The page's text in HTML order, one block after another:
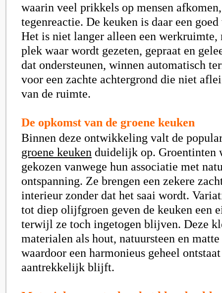
waarin veel prikkels op mensen
tegenreactie. De keuken is daar een
Het is niet langer alleen een werkruimte,
plek waar wordt gezeten, gepraat en
dat ondersteunen, winnen automatisch
voor een zachte achtergrond die niet
van de ruimte.
De opkomst van de groene keuken
Binnen deze ontwikkeling valt de
groene keuken duidelijk op. Groentinten
gekozen vanwege hun associatie met
ontspanning. Ze brengen een zekere
interieur zonder dat het saai wordt.
tot diep olijfgroen geven de keuken een
terwijl ze toch ingetogen blijven. Deze
materialen als hout, natuursteen en
waardoor een harmonieus geheel
aantrekkelijk blijft.